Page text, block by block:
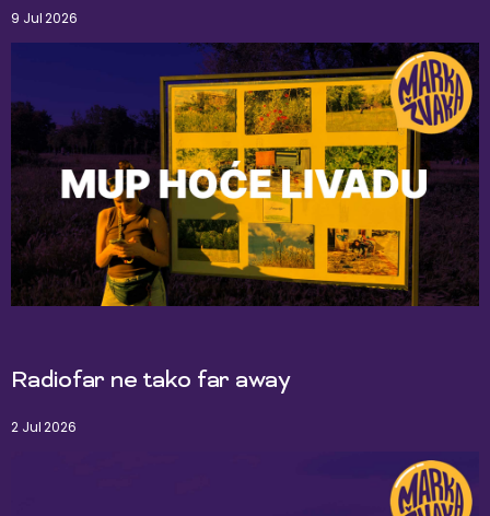
9 Jul 2026
Radiofar ne tako far away
2 Jul 2026